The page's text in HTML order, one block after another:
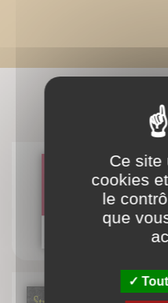
La
Ce site
cookies
le
que